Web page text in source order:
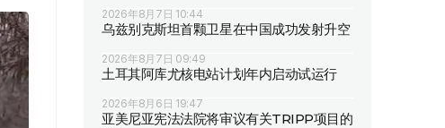
2026年8月7日 10:44
乌兹别克斯坦首颗卫星在中国成功发射升空
2026年8月7日 09:49
土耳其阿库尤核电站计划年内启动试运行
2026年8月6日 19:47
亚美尼亚宪法法院将审议有关TRIPP项目的